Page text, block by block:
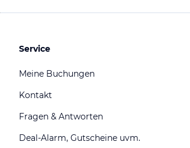
Service
Meine Buchungen
Kontakt
Fragen & Antworten
Deal-Alarm, Gutscheine uvm.